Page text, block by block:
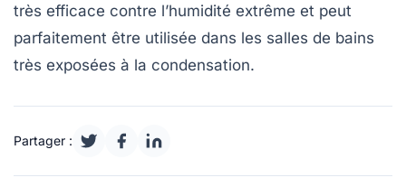
très efficace contre l’humidité extrême et peut
parfaitement être utilisée dans les salles de bains
très exposées à la condensation.
Partager :